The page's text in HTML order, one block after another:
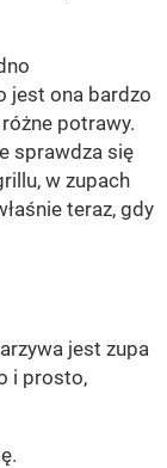
jest ona bardzo
potrawy.
sprawdza się
w zupach
teraz, gdy
jest zupa
i prosto,